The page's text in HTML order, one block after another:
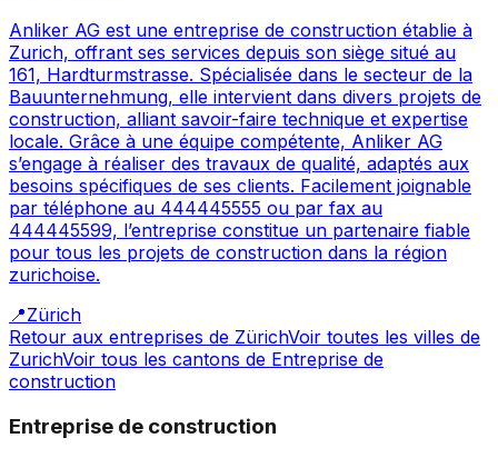
Anliker AG est une entreprise de construction établie à
Zurich, offrant ses services depuis son siège situé au
161, Hardturmstrasse. Spécialisée dans le secteur de la
Bauunternehmung, elle intervient dans divers projets de
construction, alliant savoir-faire technique et expertise
locale. Grâce à une équipe compétente, Anliker AG
s’engage à réaliser des travaux de qualité, adaptés aux
besoins spécifiques de ses clients. Facilement joignable
par téléphone au 444445555 ou par fax au
444445599, l’entreprise constitue un partenaire fiable
pour tous les projets de construction dans la région
zurichoise.
📍Zürich
Retour aux entreprises de ZürichVoir toutes les villes de
ZurichVoir tous les cantons de Entreprise de
construction
Entreprise de construction